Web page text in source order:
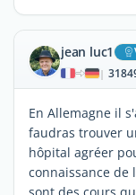
jean luc1
|
En Allemagne il
faudras trouver
hôpital agréer
connaissance de